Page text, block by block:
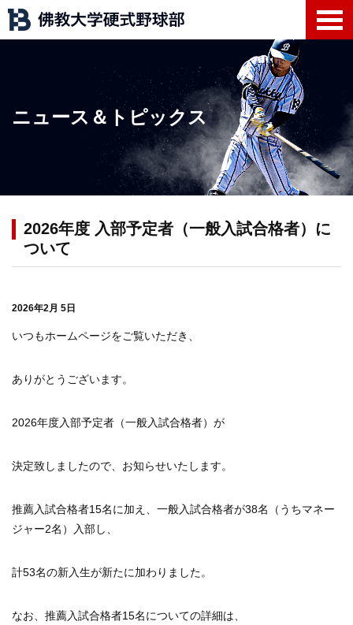
ニュース＆トピックス
2026年度 入部予定者（一般入試合格者）に
ついて
2026年2月 5日
いつもホームページをご覧いただき、
ありがとうございます。
2026年度入部予定者（一般入試合格者）が
決定致しましたので、お知らせいたします。
推薦入試合格者15名に加え、一般入試合格者が38名（うちマネー
ジャー2名）入部し、
計53名の新入生が新たに加わりました。
なお、推薦入試合格者15名についての詳細は、